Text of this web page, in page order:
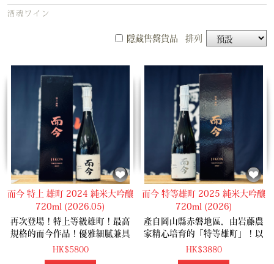
酒魂ワイン
隱藏售罄貨品 排列
而今 特上 雄町 2024 純米大吟釀
720ml (2026.05)
再次登場！特上等級雄町！最高
規格的而今作品！優雅細膩兼具
複雜度，入口會感受到雄町的酸
味和旨味，酒體渾厚、有完熟蜜
HK$5800
而今 特等雄町 2025 純米大吟釀
720ml (2026)
產自岡山縣赤磐地區，由岩藤農
家精心培育的「特等雄町」！以
特等雄町釀造，精米35%的極限
作品，值得期待的超限定品！
HK$3880